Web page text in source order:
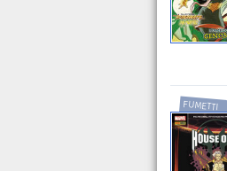
FUMETTI